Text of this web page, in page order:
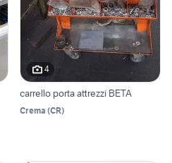
4
carrello porta attrezzi BETA
Crema (CR)